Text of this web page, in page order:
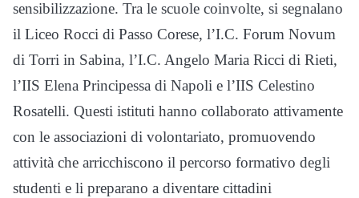
sensibilizzazione. Tra le scuole coinvolte, si segnalano
il Liceo Rocci di Passo Corese, l’I.C. Forum Novum
di Torri in Sabina, l’I.C. Angelo Maria Ricci di Rieti,
l’IIS Elena Principessa di Napoli e l’IIS Celestino
Rosatelli. Questi istituti hanno collaborato attivamente
con le associazioni di volontariato, promuovendo
attività che arricchiscono il percorso formativo degli
studenti e li preparano a diventare cittadini